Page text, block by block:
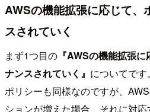
AWSの機能拡張に応じて、
スされていく
まず1つ目の 『AWSの機能拡張
ナンスされていく』 についてで
ポリシーも同様なのですが、
ションが増えた場合、それに対